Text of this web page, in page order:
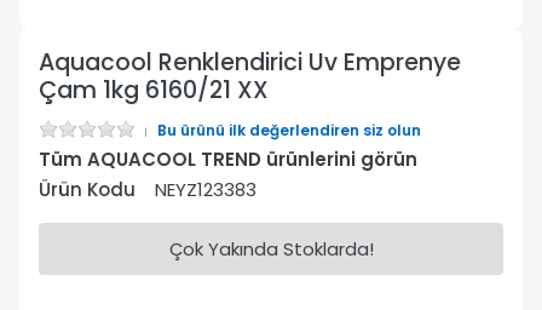
Aquacool Renklendirici Uv Emprenye
Çam 1kg 6160/21 XX
Bu ürünü ilk değerlendiren siz olun
Tüm AQUACOOL TREND ürünlerini görün
Ürün Kodu
NEYZ123383
Çok Yakında Stoklarda!